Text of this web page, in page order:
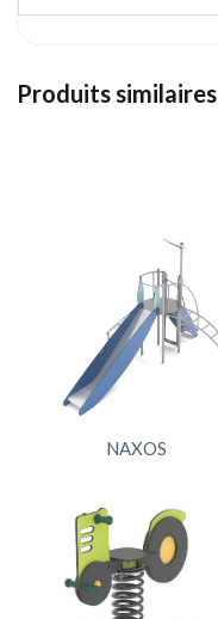
Produits similaires
NAXOS